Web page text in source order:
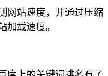
网站速度，并通过压缩
加载速度。